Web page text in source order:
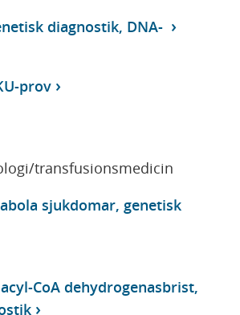
diagnostik, DNA-
prov
transfusionsmedicin
sjukdomar, genetisk
CoA dehydrogenasbrist,